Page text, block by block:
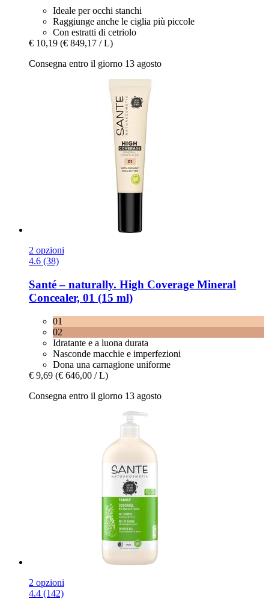
Ideale per occhi stanchi
Raggiunge anche le ciglia più piccole
Con estratti di cetriolo
€ 10,19 (€ 849,17 / L)
Consegna entro il giorno 13 agosto
2 opzioni
4.6 (38)
Santé – naturally. High Coverage Mineral
Concealer, 01 (15 ml)
01
02
Idratante e a luona durata
Nasconde macchie e imperfezioni
Dona una carnagione uniforme
€ 9,69 (€ 646,00 / L)
Consegna entro il giorno 13 agosto
2 opzioni
4.4 (142)